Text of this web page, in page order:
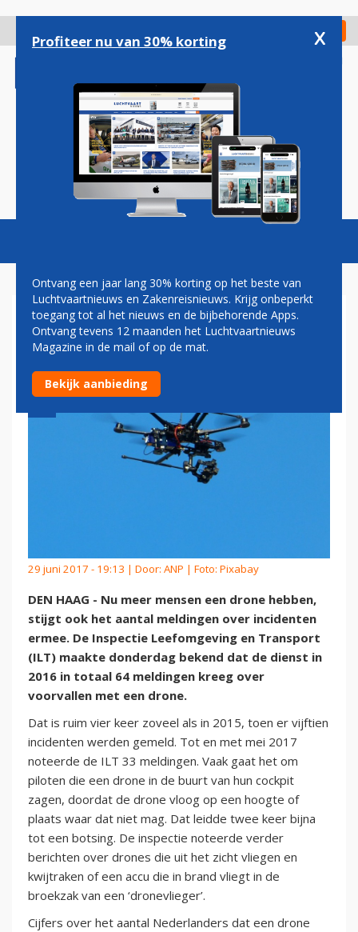
gaan
Check in
Magazine Podcasts Vacatures
MEER INCIDENTEN MET
DRONES
29 juni 2017 - 19:13 | Door: ANP | Foto: Pixabay
DEN HAAG - Nu meer mensen een drone hebben,
stijgt ook het aantal meldingen over incidenten
ermee. De Inspectie Leefomgeving en Transport
(ILT) maakte donderdag bekend dat de dienst in
2016 in totaal 64 meldingen kreeg over
voorvallen met een drone.
Dat is ruim vier keer zoveel als in 2015, toen er vijftien
incidenten werden gemeld. Tot en met mei 2017
noteerde de ILT 33 meldingen. Vaak gaat het om
piloten die een drone in de buurt van hun cockpit
zagen, doordat de drone vloog op een hoogte of
plaats waar dat niet mag. Dat leidde twee keer bijna
tot een botsing. De inspectie noteerde verder
berichten over drones die uit het zicht vliegen en
kwijtraken of een accu die in brand vliegt in de
broekzak van een ‘dronevlieger’.
Cijfers over het aantal Nederlanders dat een drone
Profiteer nu van 30% korting x
Ontvang een jaar lang 30% korting op het beste van
Luchtvaartnieuws en Zakenreisnieuws. Krijg onbeperkt
toegang tot al het nieuws en de bijbehorende Apps.
Ontvang tevens 12 maanden het Luchtvaartnieuws
Magazine in de mail of op de mat.
Bekijk aanbieding